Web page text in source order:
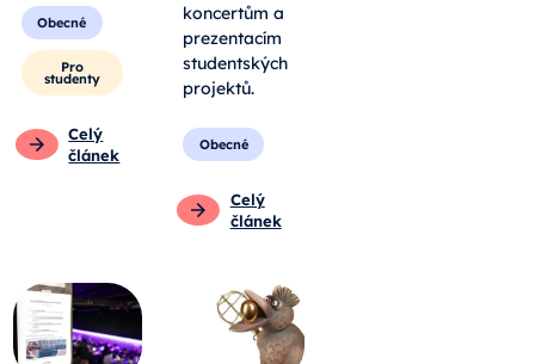
Obecné
Pro
studenty
Celý
článek
koncertům a
prezentacím
studentských
projektů.
Obecné
Celý
článek